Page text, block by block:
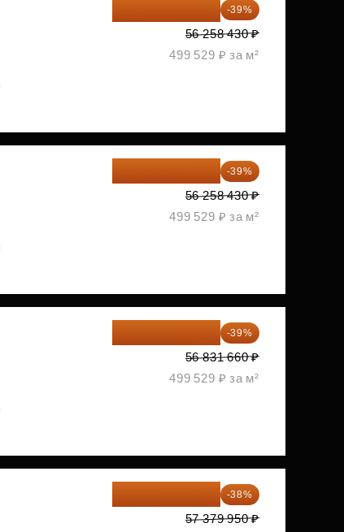
-39%
56 258 430 ₽
499 529 ₽ за м²
-39%
56 258 430 ₽
499 529 ₽ за м²
-39%
56 831 660 ₽
499 529 ₽ за м²
-38%
57 379 950 ₽